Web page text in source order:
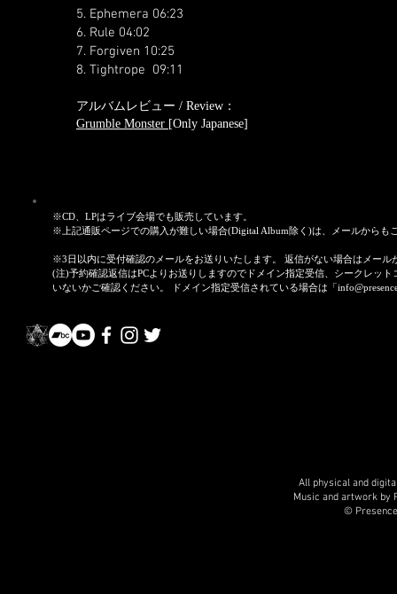
5. Ephemera 06:23
6. Rule 04:02
7. Forgiven 10:25
8. Tightrope 09:11
アルバムレビュー / Review：
Grumble Monster [Only Japanese]
※CD、LPはライブ会場でも販売しています。
※上記通販ページでの購入が難しい場合(Digital Album除く)は、メールからも
※3日以内に受付確認のメールをお送りいたします。 返信がない場合はメー
(注)予約確認返信はPCよりお送りしますのでドメイン指定受信、シークレッ
いないかご確認ください。 ドメイン指定受信されている場合は「
All physical and
Music and artwork by
©